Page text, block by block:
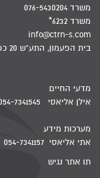
משרד 076-5430204
משרד 6232*
info@ctrn-s.com
בית הפעמון, התע"ש 20 כפר סבא
מדעי החיים
אילן אליאסי 054-7341545
מערכות מידע
אתי אליאסי 054-7341157
תו אתר נגיש